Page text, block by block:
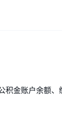
金账户余额